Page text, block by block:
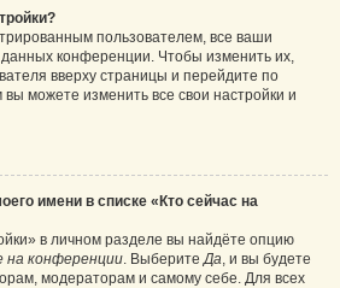
пользователем, все ваши
данных конференции. Чтобы изменить их,
вверху страницы и перейдите по
вы можете изменить все свои настройки и
имени в списке «Кто сейчас на
в личном разделе вы найдёте опцию
на конференции. ВыберитеДа, и вы будете
модераторам и самому себе. Для всех